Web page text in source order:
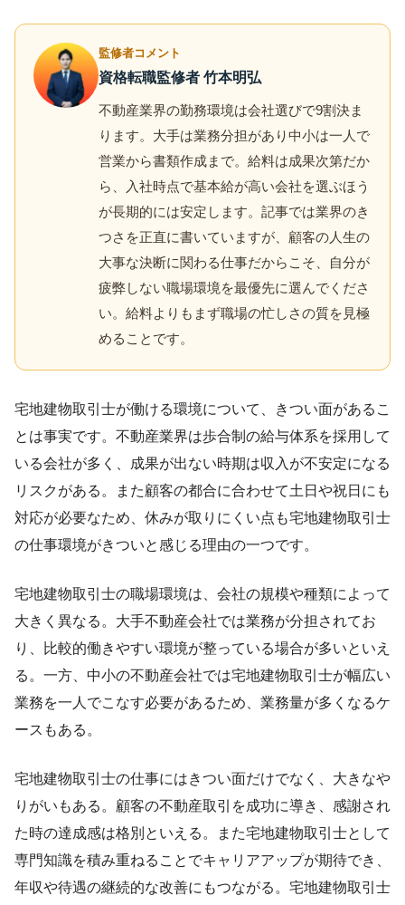
監修者コメント
資格転職監修者 竹本明弘
不動産業界の勤務環境は会社選びで9割決ま
ります。大手は業務分担があり中小は一人で
営業から書類作成まで。給料は成果次第だか
ら、入社時点で基本給が高い会社を選ぶほう
が長期的には安定します。記事では業界のき
つさを正直に書いていますが、顧客の人生の
大事な決断に関わる仕事だからこそ、自分が
疲弊しない職場環境を最優先に選んでくださ
い。給料よりもまず職場の忙しさの質を見極
めることです。
宅地建物取引士が働ける環境について、きつい面があるこ
とは事実です。不動産業界は歩合制の給与体系を採用して
いる会社が多く、成果が出ない時期は収入が不安定になる
リスクがある。また顧客の都合に合わせて土日や祝日にも
対応が必要なため、休みが取りにくい点も宅地建物取引士
の仕事環境がきついと感じる理由の一つです。
宅地建物取引士の職場環境は、会社の規模や種類によって
大きく異なる。大手不動産会社では業務が分担されてお
り、比較的働きやすい環境が整っている場合が多いといえ
る。一方、中小の不動産会社では宅地建物取引士が幅広い
業務を一人でこなす必要があるため、業務量が多くなるケ
ースもある。
宅地建物取引士の仕事にはきつい面だけでなく、大きなや
りがいもある。顧客の不動産取引を成功に導き、感謝され
た時の達成感は格別といえる。また宅地建物取引士として
専門知識を積み重ねることでキャリアアップが期待でき、
年収や待遇の継続的な改善にもつながる。宅地建物取引士